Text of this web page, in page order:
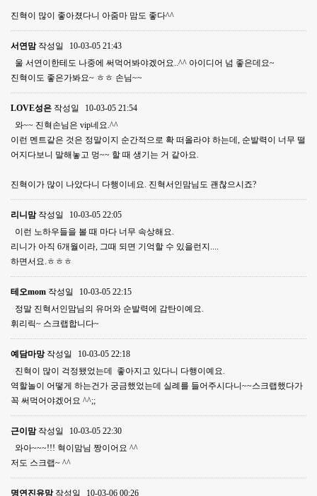
진혁이 많이 좋아졌다니 아줌마 맘도 좋다^^
서연맘 작성일
10-03-05 21:43
울 서연이한테도 나중에 써먹어봐야겠어요..^^ 아이디어 넘 좋은데요~
진혁이도 좋은가봐요~ ㅎㅎ 손님~~
LOVE성은 작성일
10-03-05 21:54
와~~ 진혁손님은 vip네요.^^
이런 멘트같은 것은 정말이지 순간적으로 확 떠올라야 하는데, 순발력이 너무 떨
어지다보니 말해놓고 멍~~ 할 때 생기는 거 같아요.
진혁이가 많이 나았다니 다행이네요. 진혁서인맘님도 괜찮으시죠?
리니맘 작성일
10-03-05 22:05
이런 노하우들을 볼 때 마다 너무 속상해요.
리니가 아직 6개월이라, 그때 되면 기억할 수 있을런지....
하면서요.ㅎㅎㅎ
테오mom 작성일
10-03-05 22:15
정말 진혁서인맘님의 유머와 순발력에 감탄이예요.
휘리릭~ 스크랩합니다~
예담마망 작성일
10-03-05 22:18
진혁이 많이 걱정됐었는데 좋아지고 있다니 다행이예요.
역할놀이 어떻게 하는건가 궁금했었는데 실례를 들어주시다니~~스크랩했다가
꼭 써먹어야겠어요 ^^;;
근이맘 작성일
10-03-05 22:30
와아~~~!!! 혁이맘님 짱이어요 ^^
저도 스크랩~ ^^
명연진유맘 작성일
10-03-06 00:26